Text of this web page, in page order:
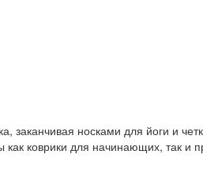
заканчивая носками для йоги и
как коврики для начинающих, так